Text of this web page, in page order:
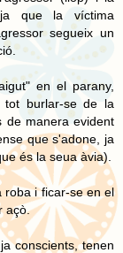
ja que la víctima
segueix un
en el parany,
burlar-se de la
de manera evident
que s'adone, ja
és la seua àvia).
roba i ficar-se en el
açò.
conscients, tenen